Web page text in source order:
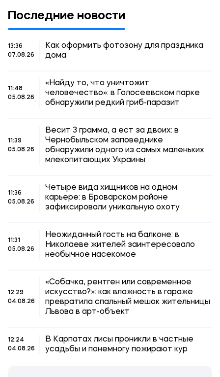
Последние новости
13:36
07.08.26
Как оформить фотозону для праздника
дома
11:48
05.08.26
«Найду то, что уничтожит
человечество»: в Голосеевском парке
обнаружили редкий гриб-паразит
11:39
05.08.26
Весит 3 грамма, а ест за двоих: в
Чернобыльском заповеднике
обнаружили одного из самых маленьких
млекопитающих Украины
11:36
05.08.26
Четыре вида хищников на одном
карьере: в Броварском районе
зафиксировали уникальную охоту
11:31
05.08.26
Неожиданный гость на балконе: в
Николаеве жителей заинтересовало
необычное насекомое
12:29
04.08.26
«Собачка, рентген или современное
искусство?»: как влажность в гараже
превратила спальный мешок жительницы
Львова в арт-объект
12:24
04.08.26
В Карпатах лисы проникли в частные
усадьбы и понемногу пожирают кур